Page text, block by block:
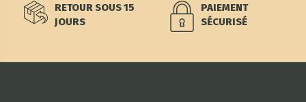
RETOUR SOUS 15
JOURS
PAIEMENT
SÉCURISÉ